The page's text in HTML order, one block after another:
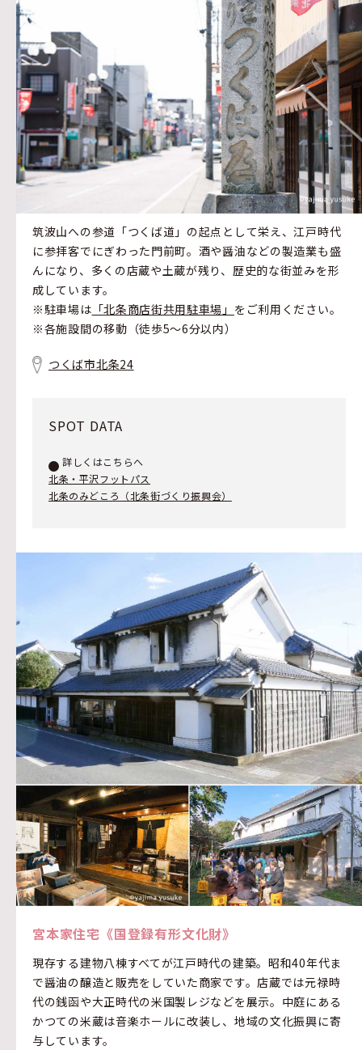
筑波山への参道「つくば道」の起点として栄え、江戸時代
に参拝客でにぎわった門前町。酒や醤油などの製造業も盛
んになり、多くの店蔵や土蔵が残り、歴史的な街並みを形
成しています。
※駐車場は 「北条商店街共用駐車場」 をご利用ください。
※各施設間の移動（徒歩5～6分以内）
つくば市北条24
SPOT DATA
詳しくはこちらへ
北条・平沢フットパス
北条のみどころ（北条街づくり振興会）
宮本家住宅《国登録有形文化財》
現存する建物八棟すべてが江戸時代の建築。昭和40年代ま
で醤油の醸造と販売をしていた商家です。店蔵では元禄時
代の銭函や大正時代の米国製レジなどを展示。中庭にある
かつての米蔵は音楽ホールに改装し、地域の文化振興に寄
与しています。